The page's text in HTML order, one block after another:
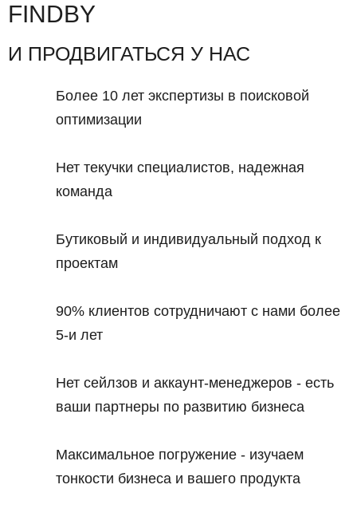
FINDBY
И ПРОДВИГАТЬСЯ У НАС
Более 10 лет экспертизы в поисковой
оптимизации
Нет текучки специалистов, надежная
команда
Бутиковый и индивидуальный подход к
проектам
90% клиентов сотрудничают с нами более
5-и лет
Нет сейлзов и аккаунт-менеджеров - есть
ваши партнеры по развитию бизнеса
Максимальное погружение - изучаем
тонкости бизнеса и вашего продукта